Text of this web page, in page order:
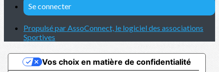
Se connecter
Propulsé par AssoConnect, le logiciel des associations
Sportives
Vos choix en matière de confidentialité